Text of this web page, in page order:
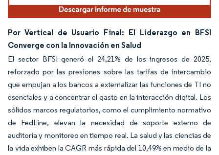
Por Vertical de Usuario Final: El Liderazgo en BFSI
Converge con la Innovación en Salud
El sector BFSI generó el 24,21% de los ingresos de 2025,
reforzado por las presiones sobre las tarifas de intercambio
que empujan a los bancos a externalizar las funciones de TI no
esenciales y a concentrar el gasto en la interacción digital. Los
sólidos marcos regulatorios, como el cumplimiento normativo
de FedLine, elevan la necesidad de soporte externo de
auditoría y monitoreo en tiempo real. La salud y las ciencias de
la vida exhiben la CAGR más rápida del 10,49% en medio de la